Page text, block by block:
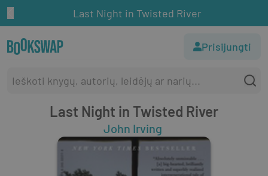
Last Night in Twisted River
Prisijungti
Last Night in Twisted River
John Irving